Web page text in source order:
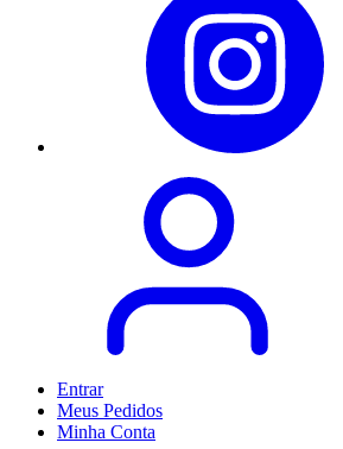
Entrar
Meus Pedidos
Minha Conta